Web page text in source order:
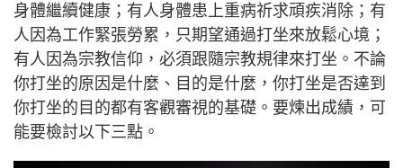
身體繼續健康；有人身體患上重病祈求頑疾消除；有
人因為工作緊張勞累，只期望通過打坐來放鬆心境；
有人因為宗教信仰，必須跟隨宗教規律來打坐。不論
你打坐的原因是什麼、目的是什麼，你打坐是否達到
你打坐的目的都有客觀審視的基礎。要煉出成績，可
能要檢討以下三點。